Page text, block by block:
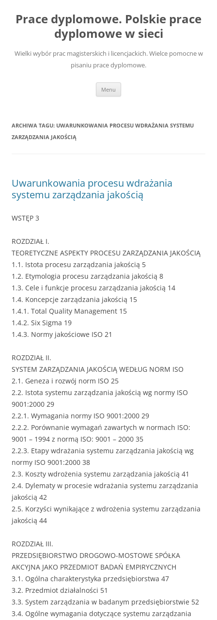
treści
Prace dyplomowe. Polskie prace
dyplomowe w sieci
Wielki wybór prac magisterskich i licencjackich. Wielce pomocne w
pisaniu prace dyplomowe.
Menu
ARCHIWA TAGU: UWARUNKOWANIA PROCESU WDRAŻANIA SYSTEMU
ZARZĄDZANIA JAKOŚCIĄ
Uwarunkowania procesu wdrażania
systemu zarządzania jakością
WSTĘP 3
ROZDZIAŁ I.
TEORETYCZNE ASPEKTY PROCESU ZARZĄDZANIA JAKOŚCIĄ
1.1. Istota procesu zarządzania jakością 5
1.2. Etymologia procesu zarządzania jakością 8
1.3. Cele i funkcje procesu zarządzania jakością 14
1.4. Koncepcje zarządzania jakością 15
1.4.1. Total Quality Management 15
1.4.2. Six Sigma 19
1.4.3. Normy jakościowe ISO 21
ROZDZIAŁ II.
SYSTEM ZARZĄDZANIA JAKOŚCIĄ WEDŁUG NORM ISO
2.1. Geneza i rozwój norm ISO 25
2.2. Istota systemu zarządzania jakością wg normy ISO
9001:2000 29
2.2.1. Wymagania normy ISO 9001:2000 29
2.2.2. Porównanie wymagań zawartych w normach ISO:
9001 – 1994 z normą ISO: 9001 – 2000 35
2.2.3. Etapy wdrażania systemu zarządzania jakością wg
normy ISO 9001:2000 38
2.3. Koszty wdrożenia systemu zarządzania jakością 41
2.4. Dylematy w procesie wdrażania systemu zarządzania
jakością 42
2.5. Korzyści wynikające z wdrożenia systemu zarządzania
jakością 44
ROZDZIAŁ III.
PRZEDSIĘBIORSTWO DROGOWO-MOSTOWE SPÓŁKA
AKCYJNA JAKO PRZEDMIOT BADAŃ EMPIRYCZNYCH
3.1. Ogólna charakterystyka przedsiębiorstwa 47
3.2. Przedmiot działalności 51
3.3. System zarządzania w badanym przedsiębiorstwie 52
3.4. Ogólne wymagania dotyczące systemu zarządzania